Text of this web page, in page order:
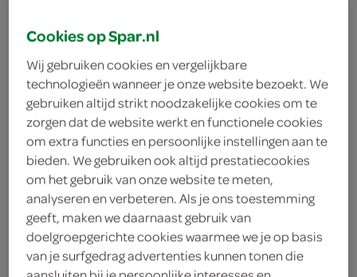
Cookies op Spar.nl
Wij gebruiken cookies en vergelijkbare
technologieën wanneer je onze website bezoekt. We
gebruiken altijd strikt noodzakelijke cookies om te
zorgen dat de website werkt en functionele cookies
om extra functies en persoonlijke instellingen aan te
bieden. We gebruiken ook altijd prestatiecookies
om het gebruik van onze website te meten,
analyseren en verbeteren. Als je ons toestemming
geeft, maken we daarnaast gebruik van
doelgroepgerichte cookies waarmee we je op basis
van je surfgedrag advertenties kunnen tonen die